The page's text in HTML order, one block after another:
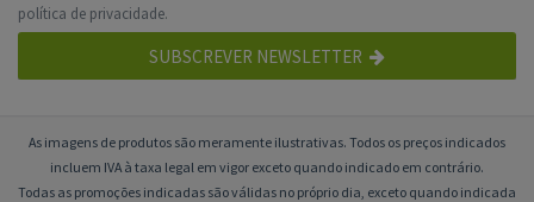
política de privacidade.
SUBSCREVER NEWSLETTER
As imagens de produtos são meramente ilustrativas. Todos os preços indicados
incluem IVA à taxa legal em vigor exceto quando indicado em contrário.
Todas as promoções indicadas são válidas no próprio dia, exceto quando indicada